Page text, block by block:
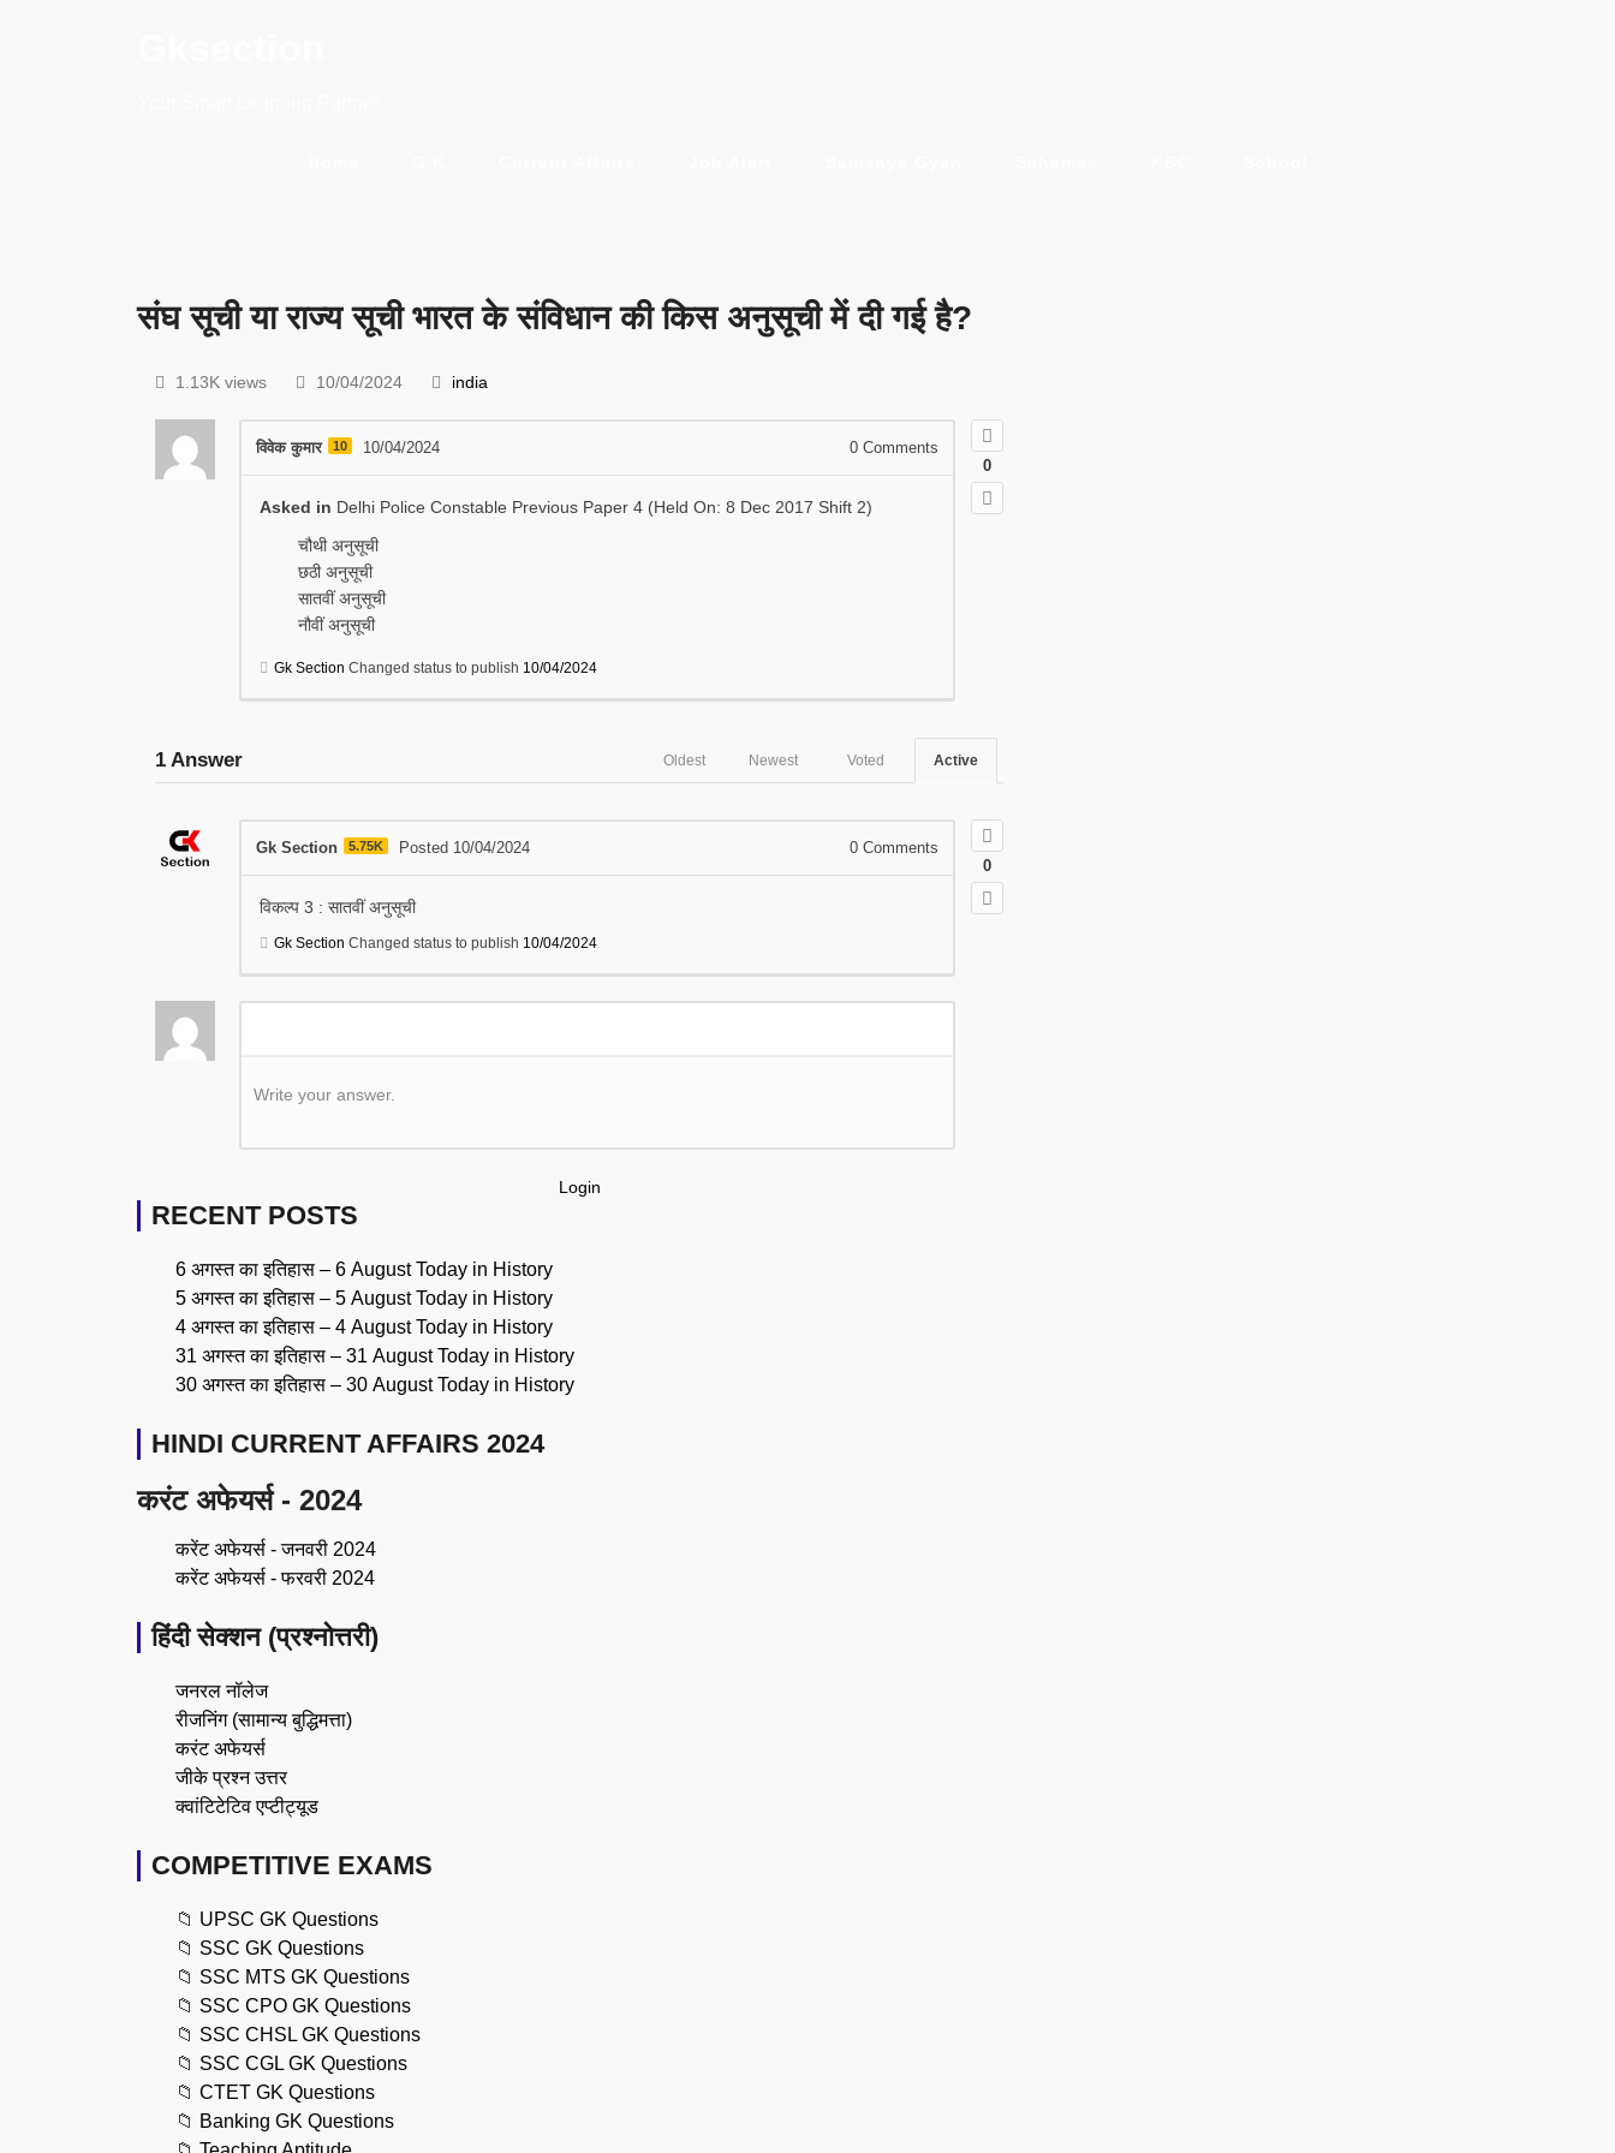
संघ सूची या राज्य सूची भारत के संविधान की किस अनुसूची में दी गई है?
1.13K views 10/04/2024 india
0
विवेक कुमार 10 10/04/2024 0 Comments
Asked in Delhi Police Constable Previous Paper 4 (Held On: 8 Dec 2017 Shift 2)
चौथी अनुसूची
छठी अनुसूची
सातवीं अनुसूची
नौवीं अनुसूची
Gk Section Changed status to publish 10/04/2024
1 Answer Active
Voted
Newest
Oldest
0
Gk Section 5.75K Posted 10/04/2024 0 Comments
विकल्प 3 : सातवीं अनुसूची
Gk Section Changed status to publish 10/04/2024
Write your answer.
Login
RECENT POSTS
6 अगस्त का इतिहास – 6 August Today in History
5 अगस्त का इतिहास – 5 August Today in History
4 अगस्त का इतिहास – 4 August Today in History
31 अगस्त का इतिहास – 31 August Today in History
30 अगस्त का इतिहास – 30 August Today in History
HINDI CURRENT AFFAIRS 2024
करंट अफेयर्स - 2024
करेंट अफेयर्स - जनवरी 2024
करेंट अफेयर्स - फरवरी 2024
हिंदी सेक्शन (प्रश्नोत्तरी)
जनरल नॉलेज
रीजनिंग (सामान्य बुद्धिमत्ता)
करंट अफेयर्स
जीके प्रश्न उत्तर
क्वांटिटेटिव एप्टीट्यूड
COMPETITIVE EXAMS
📁 UPSC GK Questions
📁 SSC GK Questions
📁 SSC MTS GK Questions
📁 SSC CPO GK Questions
📁 SSC CHSL GK Questions
📁 SSC CGL GK Questions
📁 CTET GK Questions
📁 Banking GK Questions